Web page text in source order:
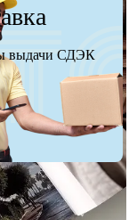
выдачи СДЭК